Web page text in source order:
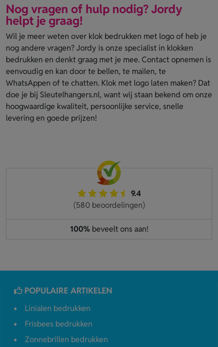
Nog vragen of hulp nodig? Jordy
helpt je graag!
Wil je meer weten over klok bedrukken met logo of heb je
nog andere vragen? Jordy is onze specialist in klokken
bedrukken en denkt graag met je mee. Contact opnemen is
eenvoudig en kan door te bellen, te mailen, te
WhatsAppen of te chatten. Klok met logo laten maken? Dat
doe je bij Sleutelhangers.nl, want wij staan bekend om onze
hoogwaardige kwaliteit, persoonlijke service, snelle
levering en goede prijzen!
9.4
(580 beoordelingen)
100%beveelt ons aan!
POPULAIRE ARTIKELEN
Linialen bedrukken
Frisbees bedrukken
Zonnebrillen bedrukken